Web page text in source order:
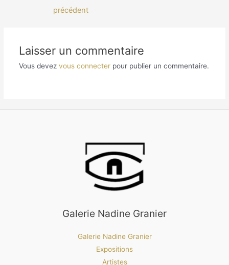
précédent
Laisser un commentaire
Vous devez vous connecterpour publier un commentaire.
Galerie Nadine Granier
Galerie Nadine Granier
Expositions
Artistes